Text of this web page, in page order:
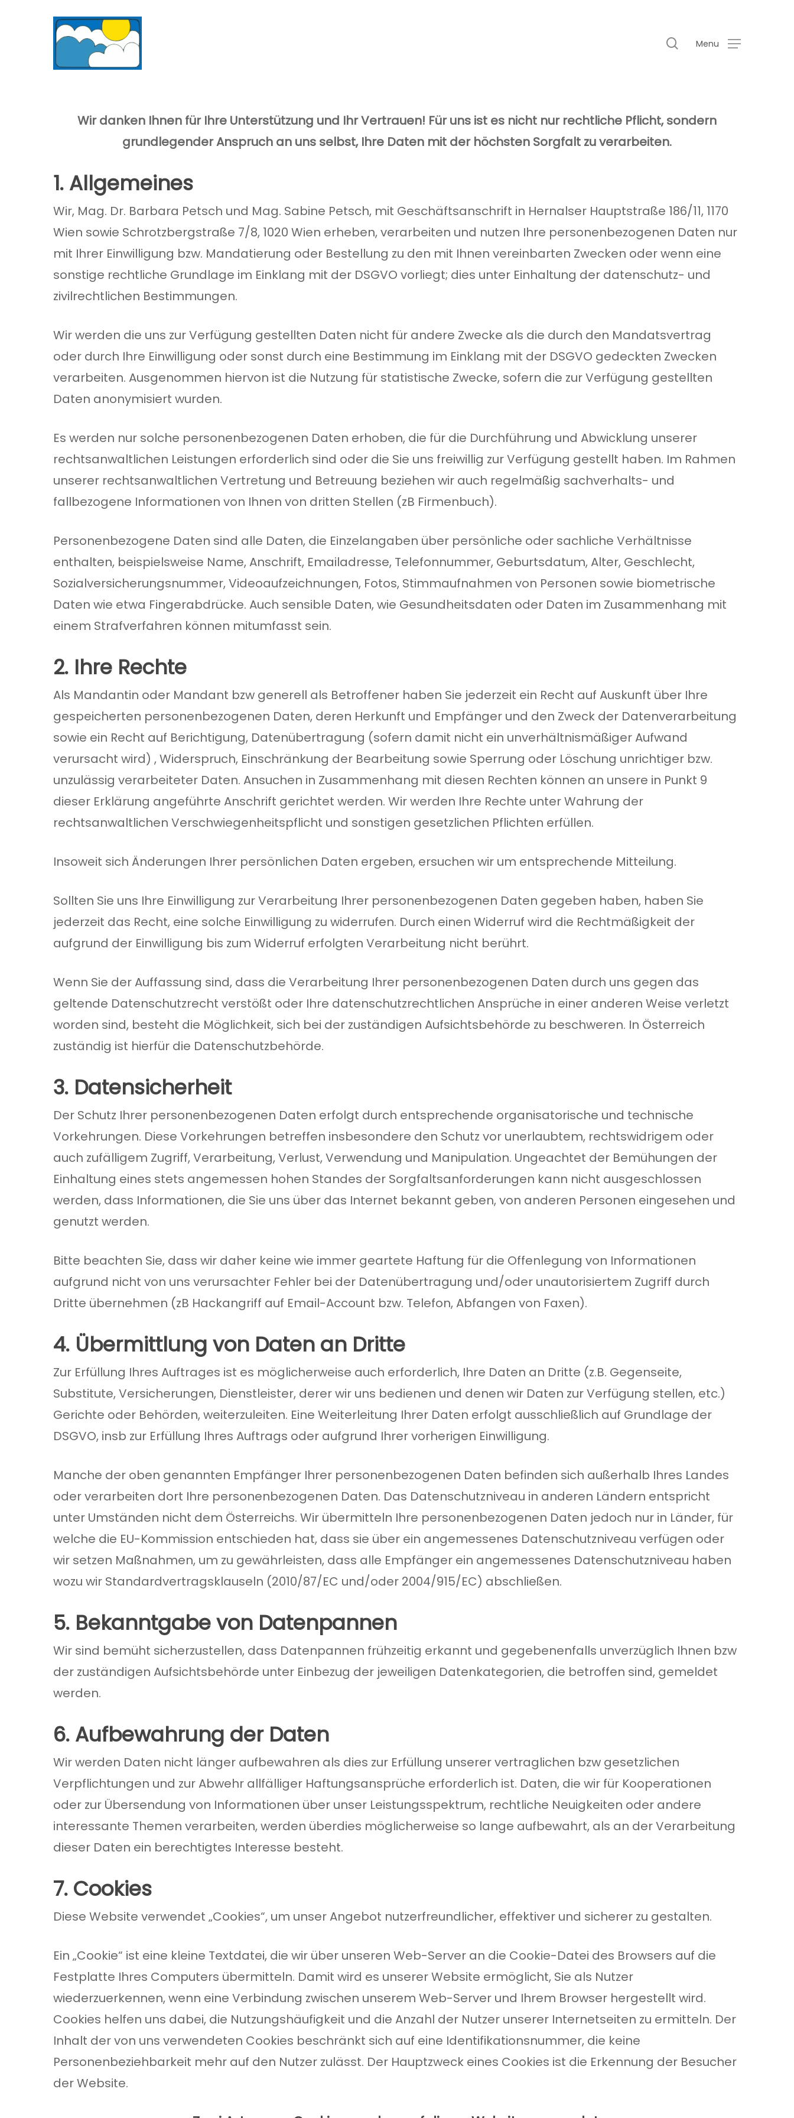
Hit enter to search or ESC to close
search
Menu
Wir danken Ihnen für Ihre Unterstützung und Ihr Vertrauen! Für uns ist es nicht nur rechtliche Pflicht, sondern
grundlegender Anspruch an uns selbst, Ihre Daten mit der höchsten Sorgfalt zu verarbeiten.
1. Allgemeines
Wir, Mag. Dr. Barbara Petsch und Mag. Sabine Petsch, mit Geschäftsanschrift in Hernalser Hauptstraße 186/11, 1170
Wien sowie Schrotzbergstraße 7/8, 1020 Wien erheben, verarbeiten und nutzen Ihre personenbezogenen Daten nur
mit Ihrer Einwilligung bzw. Mandatierung oder Bestellung zu den mit Ihnen vereinbarten Zwecken oder wenn eine
sonstige rechtliche Grundlage im Einklang mit der DSGVO vorliegt; dies unter Einhaltung der datenschutz- und
zivilrechtlichen Bestimmungen.
Wir werden die uns zur Verfügung gestellten Daten nicht für andere Zwecke als die durch den Mandatsvertrag
oder durch Ihre Einwilligung oder sonst durch eine Bestimmung im Einklang mit der DSGVO gedeckten Zwecken
verarbeiten. Ausgenommen hiervon ist die Nutzung für statistische Zwecke, sofern die zur Verfügung gestellten
Daten anonymisiert wurden.
Es werden nur solche personenbezogenen Daten erhoben, die für die Durchführung und Abwicklung unserer
rechtsanwaltlichen Leistungen erforderlich sind oder die Sie uns freiwillig zur Verfügung gestellt haben. Im Rahmen
unserer rechtsanwaltlichen Vertretung und Betreuung beziehen wir auch regelmäßig sachverhalts- und
fallbezogene Informationen von Ihnen von dritten Stellen (zB Firmenbuch).
Personenbezogene Daten sind alle Daten, die Einzelangaben über persönliche oder sachliche Verhältnisse
enthalten, beispielsweise Name, Anschrift, Emailadresse, Telefonnummer, Geburtsdatum, Alter, Geschlecht,
Sozialversicherungsnummer, Videoaufzeichnungen, Fotos, Stimmaufnahmen von Personen sowie biometrische
Daten wie etwa Fingerabdrücke. Auch sensible Daten, wie Gesundheitsdaten oder Daten im Zusammenhang mit
einem Strafverfahren können mitumfasst sein.
2. Ihre Rechte
Als Mandantin oder Mandant bzw generell als Betroffener haben Sie jederzeit ein Recht auf Auskunft über Ihre
gespeicherten personenbezogenen Daten, deren Herkunft und Empfänger und den Zweck der Datenverarbeitung
sowie ein Recht auf Berichtigung, Datenübertragung (sofern damit nicht ein unverhältnismäßiger Aufwand
verursacht wird) , Widerspruch, Einschränkung der Bearbeitung sowie Sperrung oder Löschung unrichtiger bzw.
unzulässig verarbeiteter Daten. Ansuchen in Zusammenhang mit diesen Rechten können an unsere in Punkt 9
dieser Erklärung angeführte Anschrift gerichtet werden. Wir werden Ihre Rechte unter Wahrung der
rechtsanwaltlichen Verschwiegenheitspflicht und sonstigen gesetzlichen Pflichten erfüllen.
Insoweit sich Änderungen Ihrer persönlichen Daten ergeben, ersuchen wir um entsprechende Mitteilung.
Sollten Sie uns Ihre Einwilligung zur Verarbeitung Ihrer personenbezogenen Daten gegeben haben, haben Sie
jederzeit das Recht, eine solche Einwilligung zu widerrufen. Durch einen Widerruf wird die Rechtmäßigkeit der
aufgrund der Einwilligung bis zum Widerruf erfolgten Verarbeitung nicht berührt.
Wenn Sie der Auffassung sind, dass die Verarbeitung Ihrer personenbezogenen Daten durch uns gegen das
geltende Datenschutzrecht verstößt oder Ihre datenschutzrechtlichen Ansprüche in einer anderen Weise verletzt
worden sind, besteht die Möglichkeit, sich bei der zuständigen Aufsichtsbehörde zu beschweren. In Österreich
zuständig ist hierfür die Datenschutzbehörde.
3. Datensicherheit
Der Schutz Ihrer personenbezogenen Daten erfolgt durch entsprechende organisatorische und technische
Vorkehrungen. Diese Vorkehrungen betreffen insbesondere den Schutz vor unerlaubtem, rechtswidrigem oder
auch zufälligem Zugriff, Verarbeitung, Verlust, Verwendung und Manipulation. Ungeachtet der Bemühungen der
Einhaltung eines stets angemessen hohen Standes der Sorgfaltsanforderungen kann nicht ausgeschlossen
werden, dass Informationen, die Sie uns über das Internet bekannt geben, von anderen Personen eingesehen und
genutzt werden.
Bitte beachten Sie, dass wir daher keine wie immer geartete Haftung für die Offenlegung von Informationen
aufgrund nicht von uns verursachter Fehler bei der Datenübertragung und/oder unautorisiertem Zugriff durch
Dritte übernehmen (zB Hackangriff auf Email-Account bzw. Telefon, Abfangen von Faxen).
4. Übermittlung von Daten an Dritte
Zur Erfüllung Ihres Auftrages ist es möglicherweise auch erforderlich, Ihre Daten an Dritte (z.B. Gegenseite,
Substitute, Versicherungen, Dienstleister, derer wir uns bedienen und denen wir Daten zur Verfügung stellen, etc.)
Gerichte oder Behörden, weiterzuleiten. Eine Weiterleitung Ihrer Daten erfolgt ausschließlich auf Grundlage der
DSGVO, insb zur Erfüllung Ihres Auftrags oder aufgrund Ihrer vorherigen Einwilligung.
Manche der oben genannten Empfänger Ihrer personenbezogenen Daten befinden sich außerhalb Ihres Landes
oder verarbeiten dort Ihre personenbezogenen Daten. Das Datenschutzniveau in anderen Ländern entspricht
unter Umständen nicht dem Österreichs. Wir übermitteln Ihre personenbezogenen Daten jedoch nur in Länder, für
welche die EU-Kommission entschieden hat, dass sie über ein angemessenes Datenschutzniveau verfügen oder
wir setzen Maßnahmen, um zu gewährleisten, dass alle Empfänger ein angemessenes Datenschutzniveau haben
wozu wir Standardvertragsklauseln (2010/87/EC und/oder 2004/915/EC) abschließen.
5. Bekanntgabe von Datenpannen
Wir sind bemüht sicherzustellen, dass Datenpannen frühzeitig erkannt und gegebenenfalls unverzüglich Ihnen bzw
der zuständigen Aufsichtsbehörde unter Einbezug der jeweiligen Datenkategorien, die betroffen sind, gemeldet
werden.
6. Aufbewahrung der Daten
Wir werden Daten nicht länger aufbewahren als dies zur Erfüllung unserer vertraglichen bzw gesetzlichen
Verpflichtungen und zur Abwehr allfälliger Haftungsansprüche erforderlich ist. Daten, die wir für Kooperationen
oder zur Übersendung von Informationen über unser Leistungsspektrum, rechtliche Neuigkeiten oder andere
interessante Themen verarbeiten, werden überdies möglicherweise so lange aufbewahrt, als an der Verarbeitung
dieser Daten ein berechtigtes Interesse besteht.
7. Cookies
Diese Website verwendet „Cookies“, um unser Angebot nutzerfreundlicher, effektiver und sicherer zu gestalten.
Ein „Cookie“ ist eine kleine Textdatei, die wir über unseren Web-Server an die Cookie-Datei des Browsers auf die
Festplatte Ihres Computers übermitteln. Damit wird es unserer Website ermöglicht, Sie als Nutzer
wiederzuerkennen, wenn eine Verbindung zwischen unserem Web-Server und Ihrem Browser hergestellt wird.
Cookies helfen uns dabei, die Nutzungshäufigkeit und die Anzahl der Nutzer unserer Internetseiten zu ermitteln. Der
Inhalt der von uns verwendeten Cookies beschränkt sich auf eine Identifikationsnummer, die keine
Personenbeziehbarkeit mehr auf den Nutzer zulässt. Der Hauptzweck eines Cookies ist die Erkennung der Besucher
der Website.